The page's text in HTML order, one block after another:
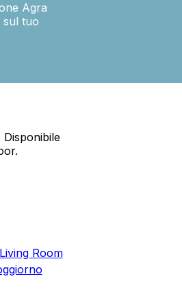
Agra
sul tuo
Disponibile
per tracciare gli utenti attraverso i